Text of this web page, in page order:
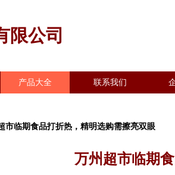
限公司
产品大全 联系我们
市临期食品打折热，精明选购需擦亮双眼
万州超市临期